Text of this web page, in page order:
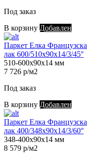
Под заказ
В корзину Добавлен
Паркет Елка
лак 600/510х90х14/3/45°
510-600х90х14 мм
7 726 р/м2
Под заказ
В корзину Добавлен
Паркет Елка
лак 400/348х90х14/3/60°
348-400х90х14 мм
8 579 р/м2